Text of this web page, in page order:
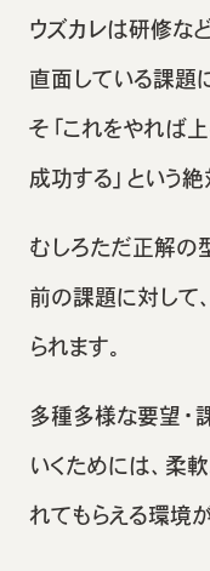
ウズカレは研修な
直面している課題
そ「これをやれば
成功する」という
むしろただ正解の
前の課題に対して
られます。
多種多様な要望・
いくためには、柔
れてもらえる環境